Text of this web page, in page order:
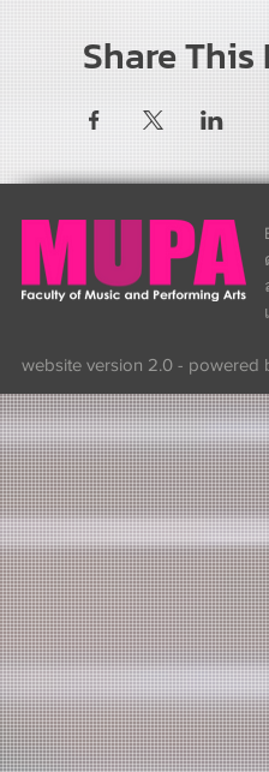
Share This
website version 2.0 - powered